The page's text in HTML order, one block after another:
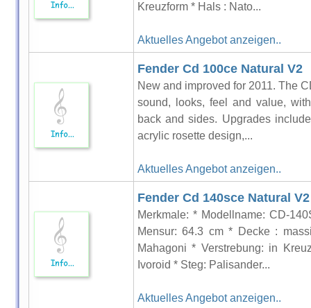
Kreuzform * Hals : Nato...
Aktuelles Angebot anzeigen..
Fender Cd 100ce Natural V2
New and improved for 2011. The
sound, looks, feel and value,
back and sides. Upgrades
acrylic rosette design,...
Aktuelles Angebot anzeigen..
Fender Cd 140sce Natural V2
Merkmale: * Modellname: CD-
Mensur: 64.3 cm * Decke :
Mahagoni * Verstrebung: in
Ivoroid * Steg: Palisander...
Aktuelles Angebot anzeigen..